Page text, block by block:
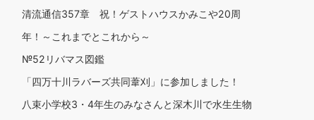
清流通信357章 祝！ゲストハウスかみこや20周
年！～これまでとこれから～
№52リバマス図鑑
「四万十川ラバーズ共同葦刈」に参加しました！
八束小学校3・4年生のみなさんと深木川で水生生物